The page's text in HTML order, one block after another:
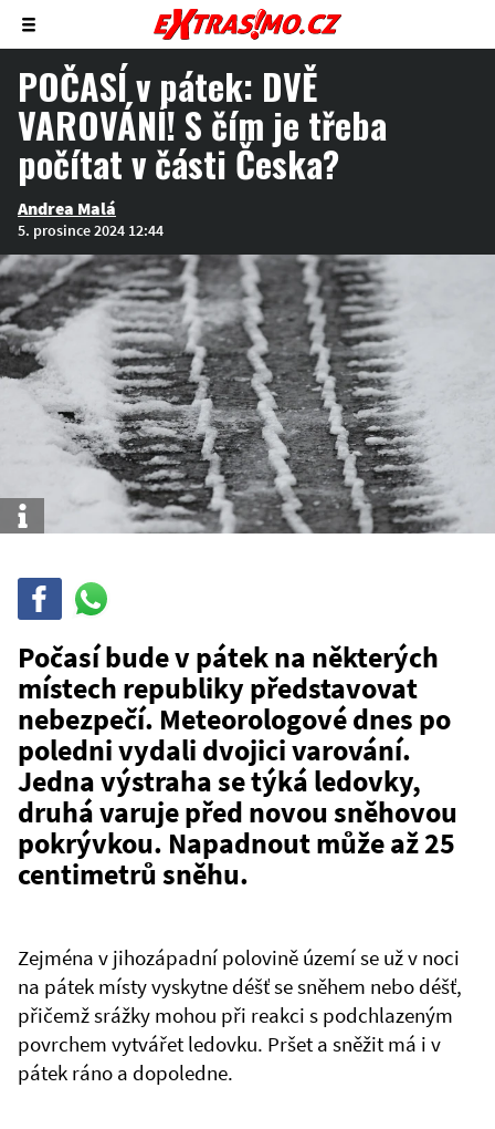
Zobrazit/skrýt
menu
POČASÍ v pátek: DVĚ
VAROVÁNÍ! S čím je třeba
počítat v části Česka?
Andrea Malá
5. prosince 2024 12:44
Info
Sdílej
WhatsAppu
Počasí bude v pátek na některých
místech republiky představovat
nebezpečí. Meteorologové dnes po
poledni vydali dvojici varování.
Jedna výstraha se týká ledovky,
druhá varuje před novou sněhovou
pokrývkou. Napadnout může až 25
centimetrů sněhu.
Zejména v jihozápadní polovině území se už v noci
na pátek místy vyskytne déšť se sněhem nebo déšť,
přičemž srážky mohou při reakci s podchlazeným
povrchem vytvářet ledovku. Pršet a sněžit má i v
pátek ráno a dopoledne.